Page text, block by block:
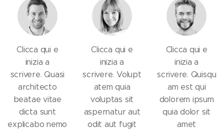
Clicca qui e
inizia a
scrivere. Quasi
architecto
beatae vitae
dicta sunt
explicabo nemo
Clicca qui e
inizia a
scrivere. Volupt
atem quia
voluptas sit
aspernatur aut
odit aut fugit
Clicca qui e
inizia a
scrivere. Quisqu
am est qui
dolorem ipsum
quia dolor sit
amet